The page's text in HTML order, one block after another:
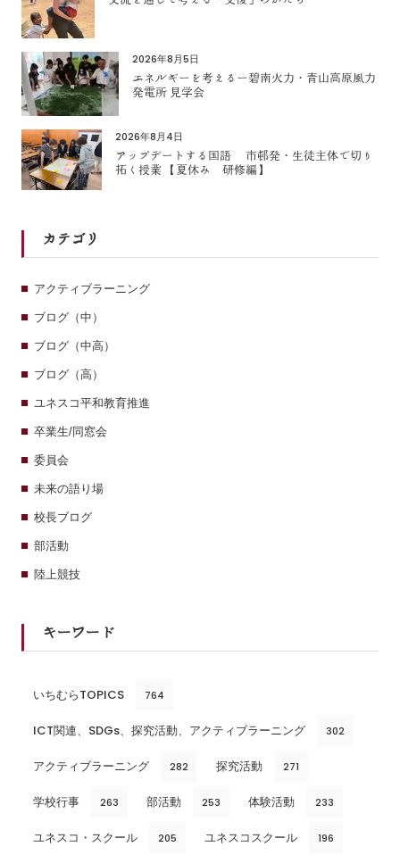
2026年8月5日
エネルギーを考えるー碧南火力・青山高原風力
発電所 見学会
2026年8月4日
アップデートする国語 市邨発・生徒主体で切り
拓く授業 【夏休み 研修編】
カテゴリ
アクティブラーニング
ブログ（中）
ブログ（中高）
ブログ（高）
ユネスコ平和教育推進
卒業生/同窓会
委員会
未来の語り場
校長ブログ
部活動
陸上競技
キーワード
いちむらTOPICS 764
ICT関連、SDGs、探究活動、アクティブラーニング 302
アクティブラーニング 282 探究活動 271
学校行事 263 部活動 253 体験活動 233
ユネスコ・スクール 205 ユネスコスクール 196